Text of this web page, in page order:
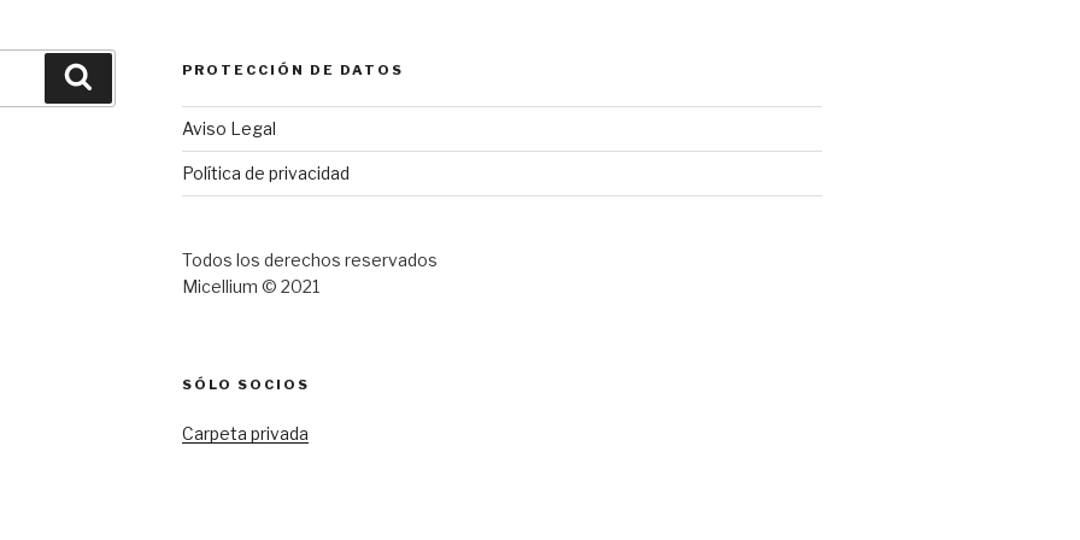
PROTECCIÓN DE DATOS
Aviso Legal
Política de privacidad
Todos los derechos reservados
Micellium © 2021
SÓLO SOCIOS
Carpeta privada